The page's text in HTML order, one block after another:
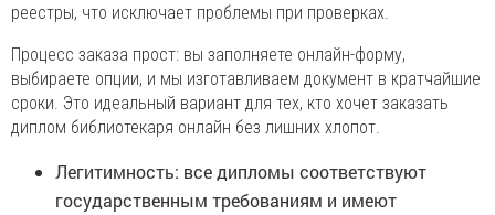
реестры, что исключает проблемы при проверках.
Процесс заказа прост: вы заполняете онлайн-форму,
выбираете опции, и мы изготавливаем документ в кратчайшие
сроки. Это идеальный вариант для тех, кто хочет заказать
диплом библиотекаря онлайн без лишних хлопот.
Легитимность: все дипломы соответствуют
государственным требованиям и имеют